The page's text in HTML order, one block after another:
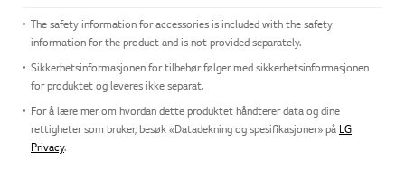
The safety information for accessories is included with the safety
information for the product and is not provided separately.
Sikkerhetsinformasjonen for tilbehør følger med sikkerhetsinformasjonen
for produktet og leveres ikke separat.
For å lære mer om hvordan dette produktet håndterer data og dine
rettigheter som bruker, besøk «Datadekning og spesifikasjoner» på LG
Privacy.